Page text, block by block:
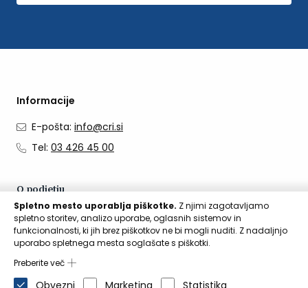
Informacije
E-pošta: info@cri.si
Tel: 03 426 45 00
O podjetju
O nas
Kontakti
Aktualno
Spletno mesto uporablja piškotke. Z njimi zagotavljamo
spletno storitev, analizo uporabe, oglasnih sistemov in
funkcionalnosti, ki jih brez piškotkov ne bi mogli nuditi. Z nadaljnjo
uporabo spletnega mesta soglašate s piškotki.
Preberite več
Obvezni Marketing Statistika